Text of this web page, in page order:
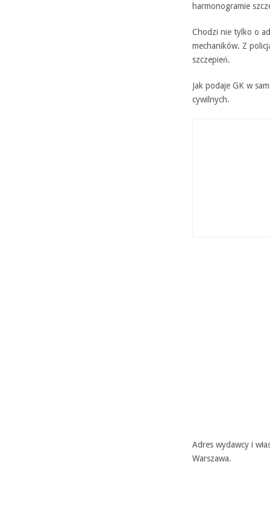
harmonogramie
Chodzi nie tylko o
mechaników. Z
szczepień.
Jak podaje GK w
cywilnych.
Adres wydawcy i
Warszawa.